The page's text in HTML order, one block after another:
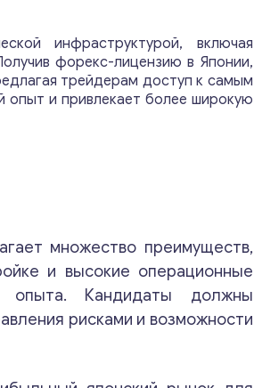
инфраструктурой, включая
форекс-лицензию в Японии,
трейдерам доступ к самым
и привлекает более широкую
множество преимуществ,
и высокие операционные
опыта. Кандидаты должны
рисками и возможности